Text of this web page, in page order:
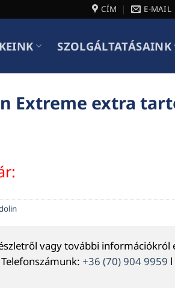
CÍM E-MAIL
SZOLGÁLTATÁSAINK
Extreme extra
vagy további
+36 (70) 904 9959 l